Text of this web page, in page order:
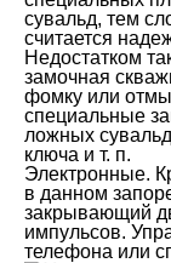
сувальд, тем
считается
Недостатком
замочная
фомку или
специальные
ложных
ключа и т. п.
Электронные.
в данном
закрывающий
импульсов.
телефона или